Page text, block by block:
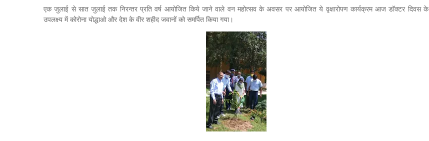
एक जुलाई से सात जुलाई तक निरन्तर प्रति वर्ष आयोजित किये जाने वाले वन महोत्सव के अवसर पर आयोजित ये वृक्षारोपण कार्यक्रम आज डॉक्टर दिवस के
उपलक्ष्य में कोरोना योद्धाओ और देश के वीर शहीद जवानों को समर्पित किया गया।